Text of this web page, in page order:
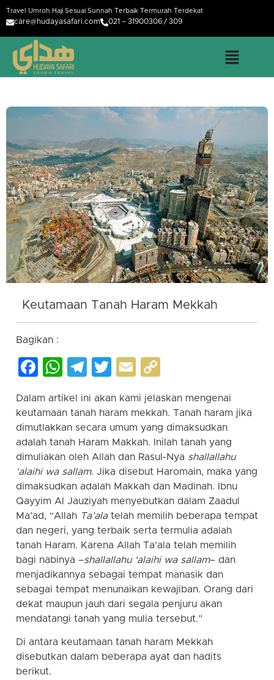
Travel Umroh Haji Sesuai Sunnah Terbaik Termurah Terdekat
care@hudayasafari.com 021 – 31900306 / 309
Keutamaan Tanah Haram Mekkah
Bagikan :
Facebook
WhatsApp
Telegram
Twitter
Email
Dalam artikel ini akan kami jelaskan mengenai
keutamaan tanah haram mekkah. Tanah haram jika
dimutlakkan secara umum yang dimaksudkan
adalah tanah Haram Makkah. Inilah tanah yang
dimuliakan oleh Allah dan Rasul-Nya shallallahu
‘alaihi wa sallam. Jika disebut Haromain, maka yang
dimaksudkan adalah Makkah dan Madinah. Ibnu
Qayyim Al Jauziyah menyebutkan dalam Zaadul
Ma’ad, “Allah Ta’alatelah memilih beberapa tempat
dan negeri, yang terbaik serta termulia adalah
tanah Haram. Karena Allah Ta’ala telah memilih
bagi nabinya –shallallahu ‘alaihi wa sallam– dan
menjadikannya sebagai tempat manasik dan
sebagai tempat menunaikan kewajiban. Orang dari
dekat maupun jauh dari segala penjuru akan
mendatangi tanah yang mulia tersebut.”
Di antara keutamaan tanah haram Mekkah
disebutkan dalam beberapa ayat dan hadits
berikut.